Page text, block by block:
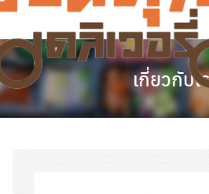
Skip
content
เกี่ยวกับเ